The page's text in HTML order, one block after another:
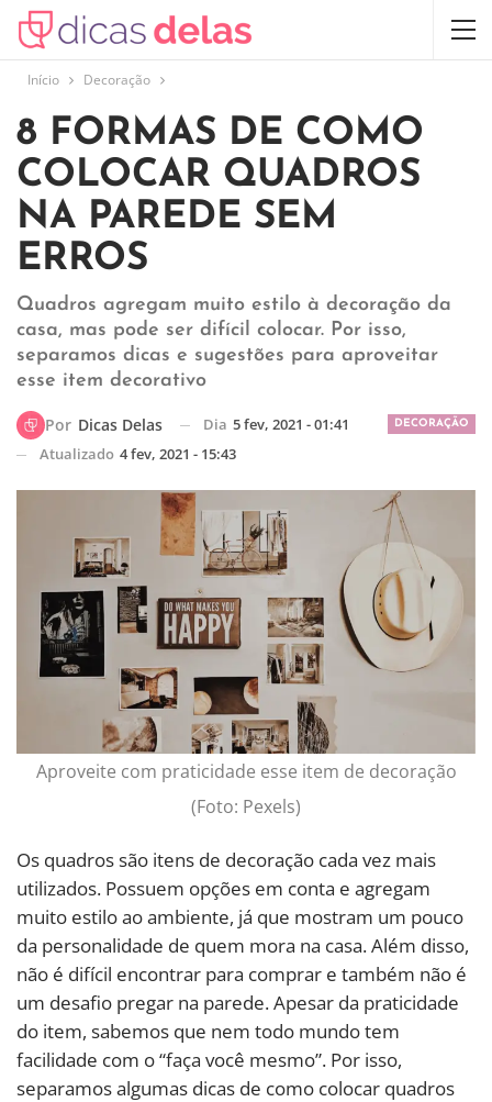
Início Decoração
8 FORMAS DE COMO
COLOCAR QUADROS
NA PAREDE SEM
ERROS
Quadros agregam muito estilo à decoração da
casa, mas pode ser difícil colocar. Por isso,
separamos dicas e sugestões para aproveitar
esse item decorativo
DECORAÇÃO
Por Dicas Delas Dia 5 fev, 2021 - 01:41
Atualizado 4 fev, 2021 - 15:43
Aproveite com praticidade esse item de decoração
(Foto: Pexels)
Os quadros são itens de decoração cada vez mais
utilizados. Possuem opções em conta e agregam
muito estilo ao ambiente, já que mostram um pouco
da personalidade de quem mora na casa. Além disso,
não é difícil encontrar para comprar e também não é
um desafio pregar na parede. Apesar da praticidade
do item, sabemos que nem todo mundo tem
facilidade com o “faça você mesmo”. Por isso,
separamos algumas dicas de como colocar quadros